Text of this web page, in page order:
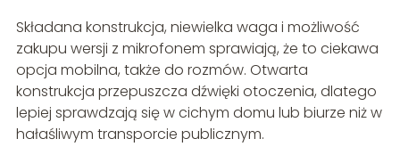
Składana konstrukcja, niewielka waga i możliwość
zakupu wersji z mikrofonem sprawiają, że to ciekawa
opcja mobilna, także do rozmów. Otwarta
konstrukcja przepuszcza dźwięki otoczenia, dlatego
lepiej sprawdzają się w cichym domu lub biurze niż w
hałaśliwym transporcie publicznym.